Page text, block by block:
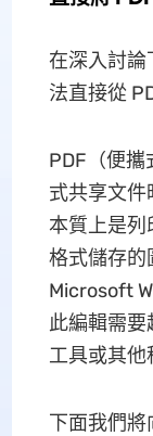
在深入討論
法直接從
PDF（便攜
式共享文
本質上是
格式儲存的
Microsoft
此編輯需
工具或其他
下面我們將